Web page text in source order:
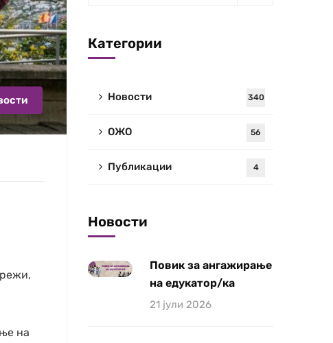
на
Категории
Новости 340
ОЖО 56
Публикации 4
Новости
Повик за ангажирање
на едукатор/ка
21 јули 2026